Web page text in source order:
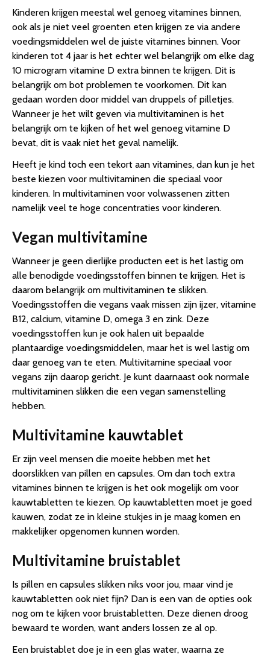
Kinderen krijgen meestal wel genoeg vitamines binnen,
ook als je niet veel groenten eten krijgen ze via andere
voedingsmiddelen wel de juiste vitamines binnen. Voor
kinderen tot 4 jaar is het echter wel belangrijk om elke dag
10 microgram vitamine D extra binnen te krijgen. Dit is
belangrijk om bot problemen te voorkomen. Dit kan
gedaan worden door middel van druppels of pilletjes.
Wanneer je het wilt geven via multivitaminen is het
belangrijk om te kijken of het wel genoeg vitamine D
bevat, dit is vaak niet het geval namelijk.
Heeft je kind toch een tekort aan vitamines, dan kun je het
beste kiezen voor multivitaminen die speciaal voor
kinderen. In multivitaminen voor volwassenen zitten
namelijk veel te hoge concentraties voor kinderen.
Vegan multivitamine
Wanneer je geen dierlijke producten eet is het lastig om
alle benodigde voedingsstoffen binnen te krijgen. Het is
daarom belangrijk om multivitaminen te slikken.
Voedingsstoffen die vegans vaak missen zijn ijzer, vitamine
B12, calcium, vitamine D, omega 3 en zink. Deze
voedingsstoffen kun je ook halen uit bepaalde
plantaardige voedingsmiddelen, maar het is wel lastig om
daar genoeg van te eten. Multivitamine speciaal voor
vegans zijn daarop gericht. Je kunt daarnaast ook normale
multivitaminen slikken die een vegan samenstelling
hebben.
Multivitamine kauwtablet
Er zijn veel mensen die moeite hebben met het
doorslikken van pillen en capsules. Om dan toch extra
vitamines binnen te krijgen is het ook mogelijk om voor
kauwtabletten te kiezen. Op kauwtabletten moet je goed
kauwen, zodat ze in kleine stukjes in je maag komen en
makkelijker opgenomen kunnen worden.
Multivitamine bruistablet
Is pillen en capsules slikken niks voor jou, maar vind je
kauwtabletten ook niet fijn? Dan is een van de opties ook
nog om te kijken voor bruistabletten. Deze dienen droog
bewaard te worden, want anders lossen ze al op.
Een bruistablet doe je in een glas water, waarna ze